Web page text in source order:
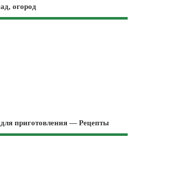
огород
приготовления — Рецепты